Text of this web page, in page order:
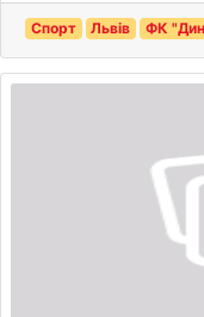
Спорт Львів ФК